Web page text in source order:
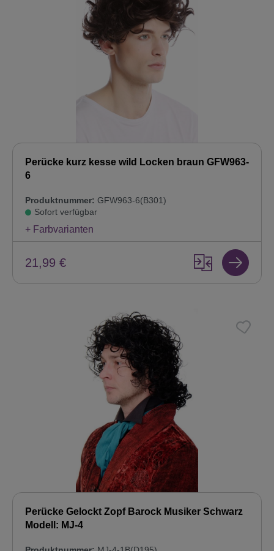
Perücke kurz kesse wild Locken braun GFW963-
6
Produktnummer: GFW963-6(B301)
Sofort verfügbar
+ Farbvarianten
21,99 €
Perücke Gelockt Zopf Barock Musiker Schwarz
Modell: MJ-4